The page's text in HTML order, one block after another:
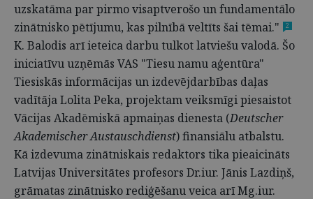
uzskatāma par pirmo visaptverošo un fundamentālo
zinātnisko pētījumu, kas pilnībā veltīts šai tēmai."
2
K. Balodis arī ieteica darbu tulkot latviešu valodā. Šo
iniciatīvu uzņēmās VAS "Tiesu namu aģentūra"
Tiesiskās informācijas un izdevējdarbības daļas
vadītāja Lolita Peka, projektam veiksmīgi piesaistot
Vācijas Akadēmiskā apmaiņas dienesta (Deutscher
Akademischer Austauschdienst) finansiālu atbalstu.
Kā izdevuma zinātniskais redaktors tika pieaicināts
Latvijas Universitātes profesors Dr.iur. Jānis Lazdiņš,
grāmatas zinātnisko rediģēšanu veica arī Mg.iur.